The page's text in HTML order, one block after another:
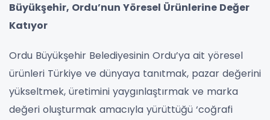
Büyükşehir, Ordu’nun Yöresel Ürünlerine Değer
Katıyor
Ordu Büyükşehir Belediyesinin Ordu’ya ait yöresel
ürünleri Türkiye ve dünyaya tanıtmak, pazar değerini
yükseltmek, üretimini yaygınlaştırmak ve marka
değeri oluşturmak amacıyla yürüttüğü ‘coğrafi